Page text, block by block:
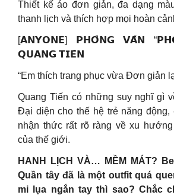
Thiết kế áo đơn giản, đa dạng
thanh lịch và thích hợp mọi hoàn
[𝗔𝗡𝗬𝗢𝗡𝗘] 𝗣𝗛𝗢̉𝗡𝗚 𝗩𝗔̂́𝗡
𝗤𝗨𝗔𝗡𝗚 𝗧𝗜𝗘̂́𝗡
“Em thích trang phục vừa Đơn giản
Quang Tiến có những suy nghĩ gì
Đại diện cho thế hệ trẻ năng động,
nhận thức rất rõ ràng về xu
của thế giới.
HANH LỊCH VÀ… MỀM MÁT?
Quần tây đã là một outfit quá
mi lụa ngắn tay thì sao? Chắc